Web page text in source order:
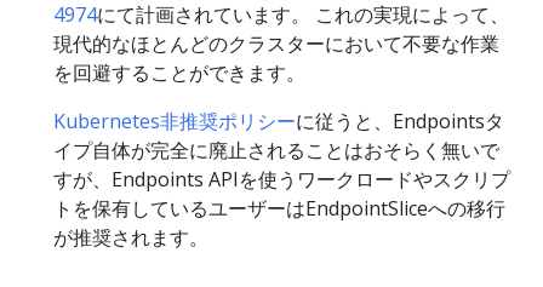
4974にて計画されています。 これの実現によって、
現代的なほとんどのクラスターにおいて不要な作業
を回避することができます。
Kubernetes非推奨ポリシーに従うと、Endpointsタ
イプ自体が完全に廃止されることはおそらく無いで
すが、Endpoints APIを使うワークロードやスクリプ
トを保有しているユーザーはEndpointSliceへの移行
が推奨されます。